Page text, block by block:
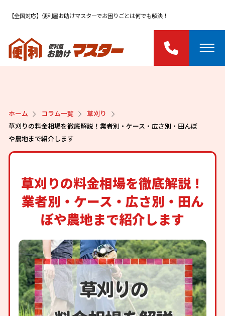
【全国対応】便利屋お助けマスターでお困りごとは何でも解決！
ホーム コラム一覧
草刈り
草刈りの料金相場を徹底解説！業者別・ケース・広さ別・田んぼ
や農地まで紹介します
草刈りの料金相場を徹底解説！
業者別・ケース・広さ別・田ん
ぼや農地まで紹介します